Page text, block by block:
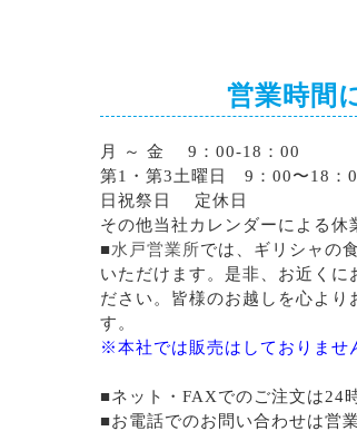
営業時間
月 ～ 金 9：00-18：00
第1・第3土曜日 9：00〜18：
日祝祭日 定休日
その他当社カレンダーによる休
■水戸営業所では、ギリシャの
いただけます。是非、お近くに
ださい。皆様のお越しを心より
す。
※本社では販売はしておりませ
■ネット・FAXでのご注文は24
■お電話でのお問い合わせは営